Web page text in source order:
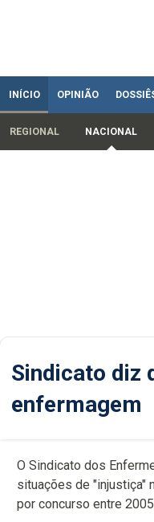
INÍCIO OPINIÃO
REGIONAL NACIONAL
Sindicato diz
enfermagem
O Sindicato dos
situações de "injustiça"
por concurso entre